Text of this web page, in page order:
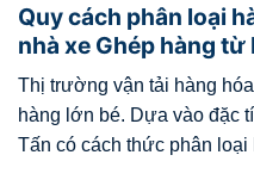
Quy cách phân loại
nhà xe Ghép hàng từ
Thị trường vận tải hàng
hàng lớn bé. Dựa vào đặc
Tấn có cách thức phân